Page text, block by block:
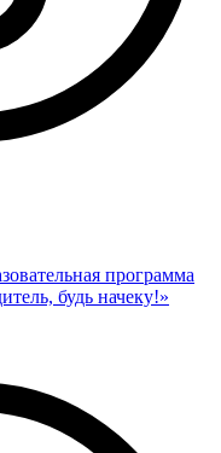
программа
будь начеку!»